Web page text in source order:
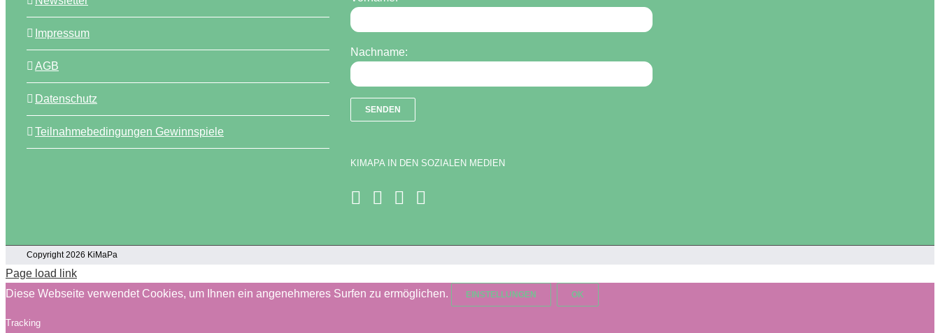
Impressum
AGB
Datenschutz
Teilnahmebedingungen Gewinnspiele
Nachname:
KIMAPA IN DEN SOZIALEN MEDIEN
Copyright 2026 KiMaPa
Page load link
Diese Webseite verwendet Cookies, um Ihnen ein angenehmeres Surfen zu ermöglichen.
EINSTELLUNGEN OK
Tracking